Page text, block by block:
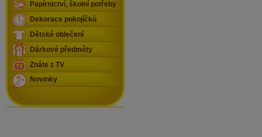
Papírnictví, školní potřeby
Dekorace pokojíčků
Dětské oblečení
Dárkové předměty
Znáte z TV
Novinky